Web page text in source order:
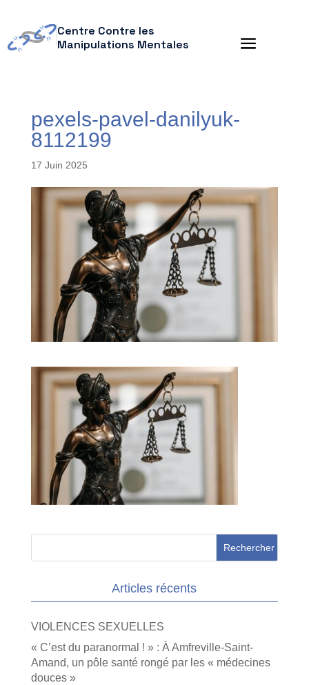
Centre Contre les
Manipulations Mentales
pexels-pavel-danilyuk-
8112199
17 Juin 2025
Articles récents
VIOLENCES SEXUELLES
« C’est du paranormal ! » : À Amfreville-Saint-
Amand, un pôle santé rongé par les « médecines
douces »